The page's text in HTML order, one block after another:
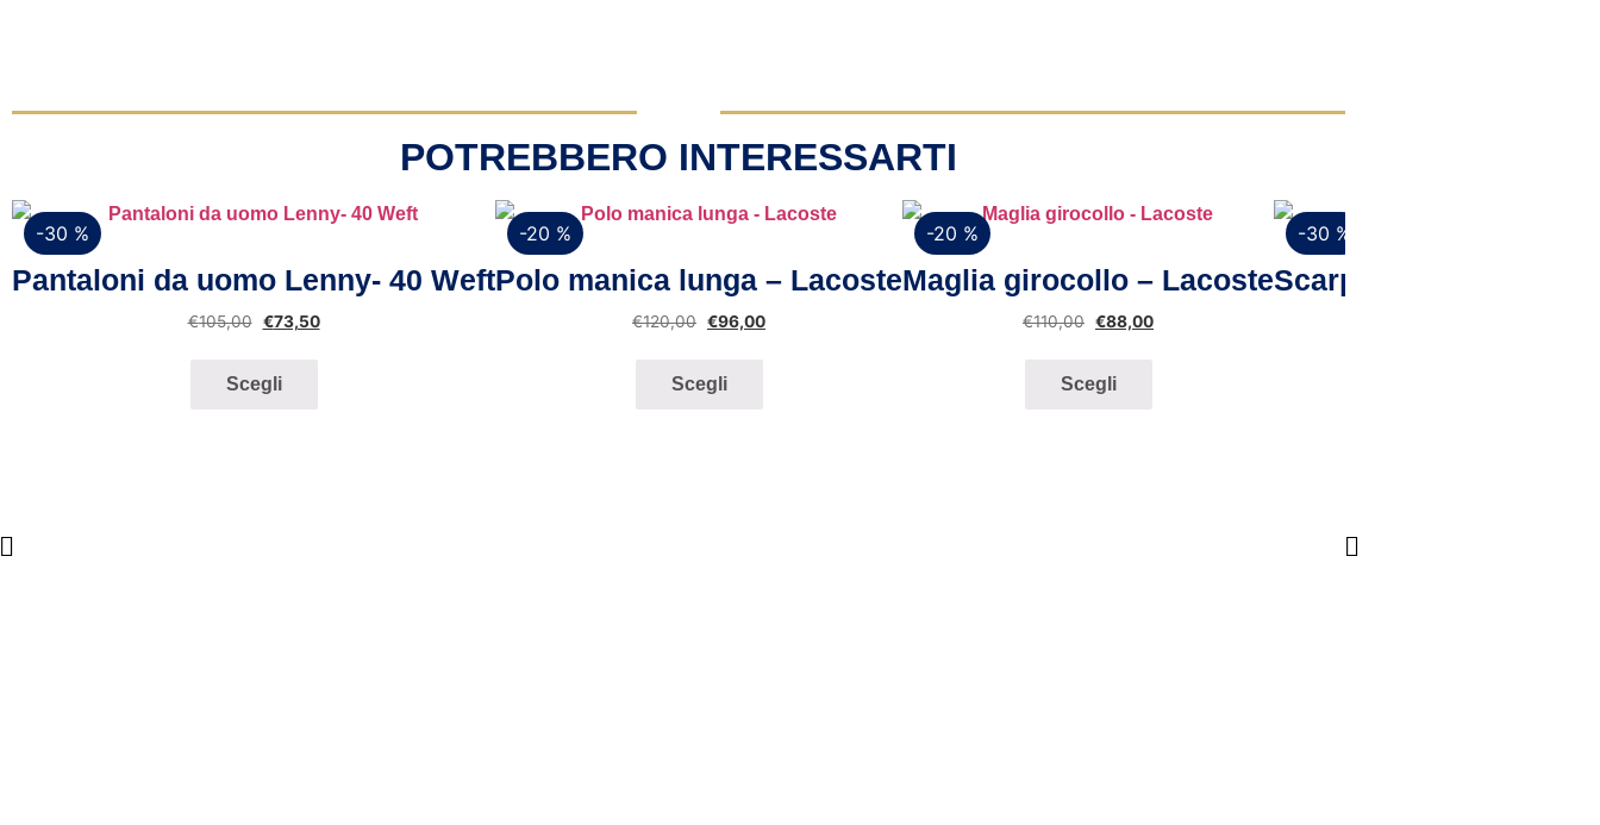
POTREBBERO INTERESSARTI
-30 %
Pantaloni da uomo Lenny- 40 Weft
€105,00 €73,50
Scegli
-20 %
Polo manica lunga – Lacoste
€120,00 €96,00
Scegli
-20 %
Maglia girocollo – Lacoste
€110,00 €88,00
Scegli
-30 %
Scarpe da barca